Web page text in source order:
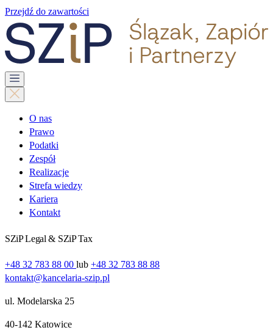
Przejdź do zawartości
O nas
Prawo
Podatki
Zespół
Realizacje
Strefa wiedzy
Kariera
Kontakt
SZiP Legal & SZiP Tax
+48 32 783 88 00 lub +48 32 783 88 88
kontakt@kancelaria-szip.pl
ul. Modelarska 25
40‑142 Katowice